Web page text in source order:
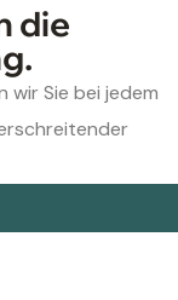
die
wir Sie bei jedem